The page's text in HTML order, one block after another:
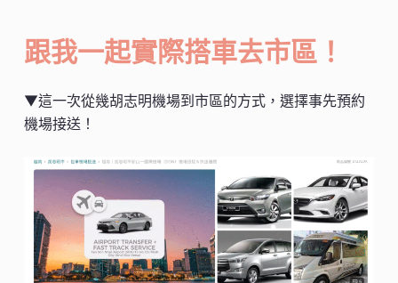
跟我一起實際搭車去市區！
▼這一次從幾胡志明機場到市區的方式，選擇事先預約
機場接送！